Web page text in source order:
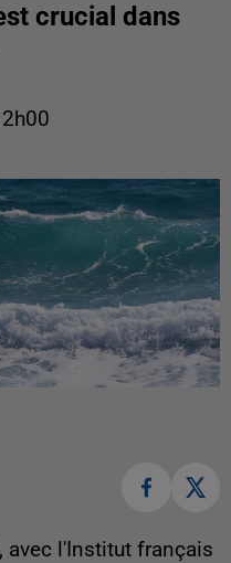
crucial dans
avec l'Institut français